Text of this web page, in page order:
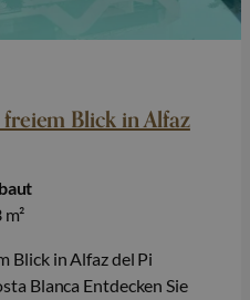
Blick in Alfaz
m²
Blick in Alfaz del Pi
Blanca Entdecken Sie